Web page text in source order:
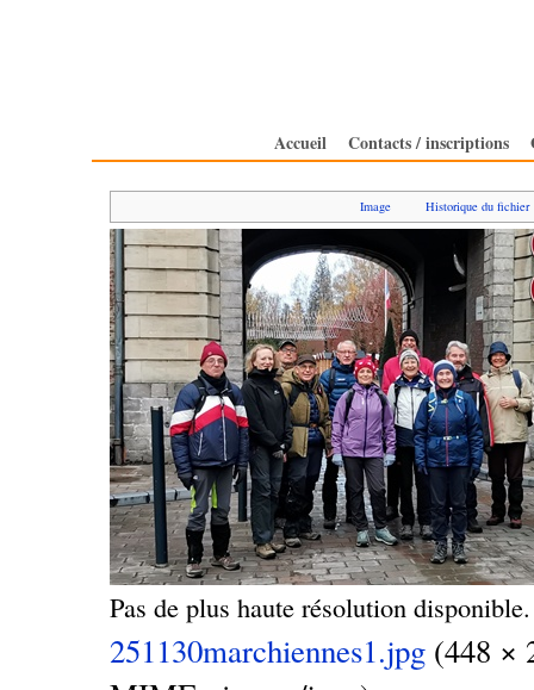
Accueil Contacts / inscriptions
Image Historique du fichier
Pas de plus haute résolution disponible.
251130marchiennes1.jpg (448 ×